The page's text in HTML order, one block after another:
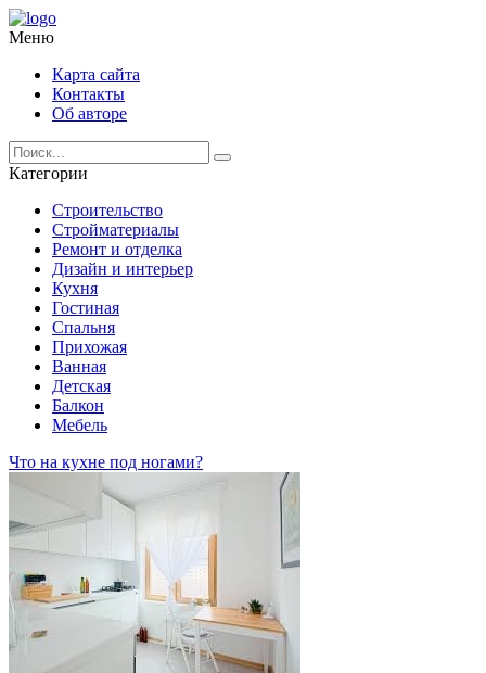
Меню
Карта сайта
Контакты
Об авторе
Категории
Строительство
Стройматериалы
Ремонт и отделка
Дизайн и интерьер
Кухня
Гостиная
Спальня
Прихожая
Ванная
Детская
Балкон
Мебель
Что на кухне под ногами?